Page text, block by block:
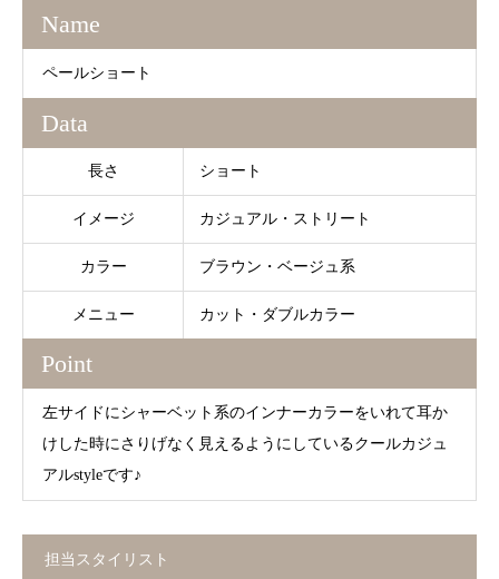
Name
ペールショート
Data
長さ ショート
イメージ カジュアル・ストリート
カラー ブラウン・ベージュ系
メニュー カット・ダブルカラー
Point
左サイドにシャーベット系のインナーカラーをいれて耳か
けした時にさりげなく見えるようにしているクールカジュ
アルstyleです♪
担当スタイリスト